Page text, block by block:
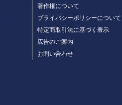
著作権について
プライバシーポリシーについて
特定商取引法に基づく表示
広告のご案内
お問い合わせ